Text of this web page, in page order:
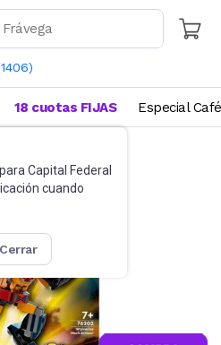
1406)
Capital Federal
cuando
cerrar
18 cuotas FIJAS Especial Café